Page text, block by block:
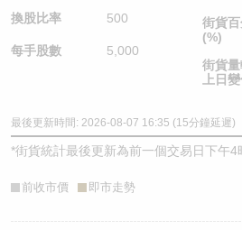
換股比率 500
每手股數 5,000
街貨
(%)
街貨
上日
最後更新時間: 2026-08-07 16:35 (15分鐘延遲)
*街貨統計最後更新為前一個交易日下午4
前收市價 即市走勢